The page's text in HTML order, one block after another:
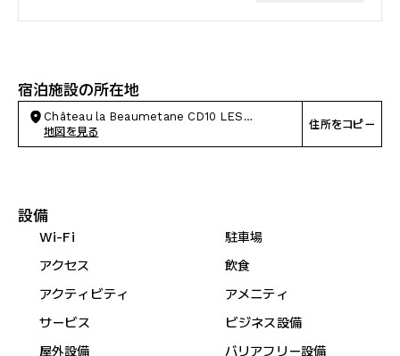
宿泊施設の所在地
Château la Beaumetane CD10 LES
BAISSES, Lancon-Provence
地図を見る
住所をコピー
設備
Wi-Fi
駐車場
アクセス
飲食
アクティビティ
アメニティ
サービス
ビジネス設備
屋外設備
バリアフリー設備